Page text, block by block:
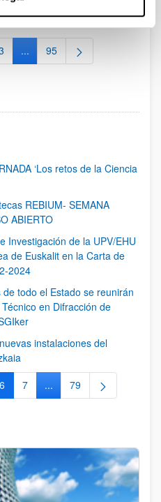
Página
...Páginas intermedias Use TAB
Página
95
‘Los retos de la Ciencia
REBIUM- SEMANA
ABIERTO
Investigación de la UPV/EHU
de Euskalit en la Carta de
2024
todo el Estado se reunirán
en Difracción de
instalaciones del
Use TAB para
Página
6 Página
7 ...Páginas intermedias
Página
79